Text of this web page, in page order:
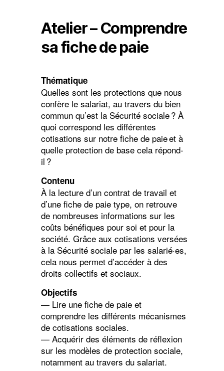
Atelier – Comprendre
sa fiche de paie
Thématique
Quelles sont les protections que nous
confère le salariat, au travers du bien
commun qu’est la Sécurité sociale ? À
quoi correspond les différentes
cotisations sur notre fiche de paie et à
quelle protection de base cela répond-
il ?
Contenu
À la lecture d’un contrat de travail et
d’une fiche de paie type, on retrouve
de nombreuses informations sur les
coûts bénéfiques pour soi et pour la
société. Grâce aux cotisations versées
à la Sécurité sociale par les salarié·es,
cela nous permet d’accéder à des
droits collectifs et sociaux.
Objectifs
— Lire une fiche de paie et
comprendre les différents mécanismes
de cotisations sociales.
— Acquérir des éléments de réflexion
sur les modèles de protection sociale,
notamment au travers du salariat.